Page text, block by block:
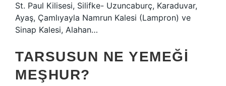
St. Paul Kilisesi, Silifke- Uzuncaburç, Karaduvar,
Ayaş, Çamlıyayla Namrun Kalesi (Lampron) ve
Sinap Kalesi, Alahan…
TARSUSUN NE YEMEĞI
MEŞHUR?